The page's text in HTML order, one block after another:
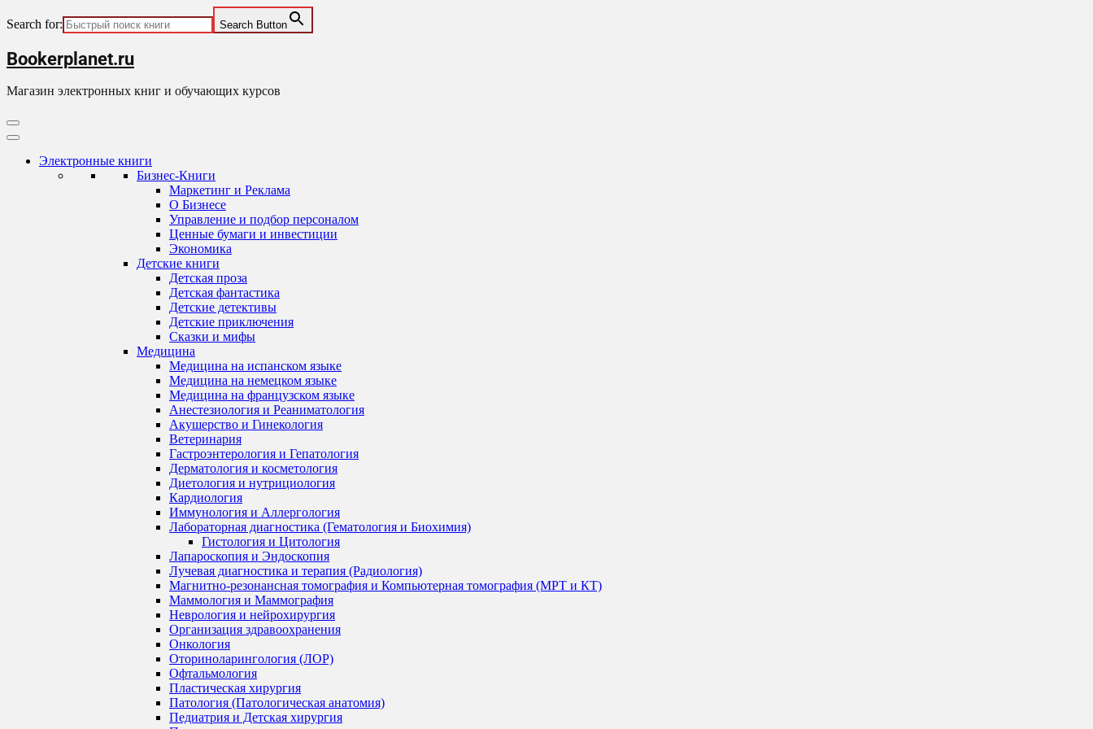
Search for: Search Button
Skip
to
content
Bookerplanet.ru
Магазин электронных книг и обучающих курсов
Primary
Menu
Электронные книги
Бизнес-Книги
Маркетинг и Реклама
О Бизнесе
Управление и подбор персоналом
Ценные бумаги и инвестиции
Экономика
Детские книги
Детская проза
Детская фантастика
Детские детективы
Детские приключения
Сказки и мифы
Медицина
Медицина на испанском языке
Медицина на немецком языке
Медицина на французском языке
Анестезиология и Реаниматология
Акушерство и Гинекология
Ветеринария
Гастроэнтерология и Гепатология
Дерматология и косметология
Диетология и нутрициология
Кардиология
Иммунология и Аллергология
Лабораторная диагностика (Гематология и Биохимия)
Гистология и Цитология
Лапароскопия и Эндоскопия
Лучевая диагностика и терапия (Радиология)
Магнитно-резонансная томография и Компьютерная томография (МРТ и КТ)
Маммология и Маммография
Неврология и нейрохирургия
Организация здравоохранения
Онкология
Оториноларингология (ЛОР)
Офтальмология
Пластическая хирургия
Патология (Патологическая анатомия)
Педиатрия и Детская хирургия